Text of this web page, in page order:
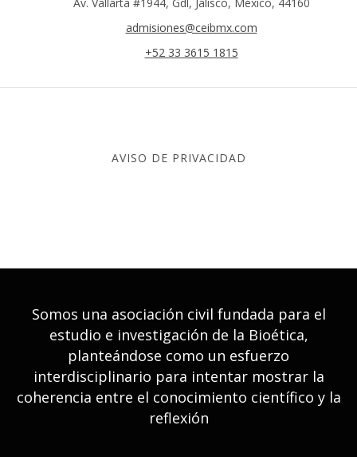
admisiones@ceibmx.com
+52 33 3615 1815
AVISO DE PRIVACIDAD
CEIB – CENTRO DE
Somos una asociación civil fundada para el
estudio e investigación de la Bioética,
planteándose como un esfuerzo
interdisciplinario para intentar mostrar la
coherencia entre el conocimiento científico y la
reflexión